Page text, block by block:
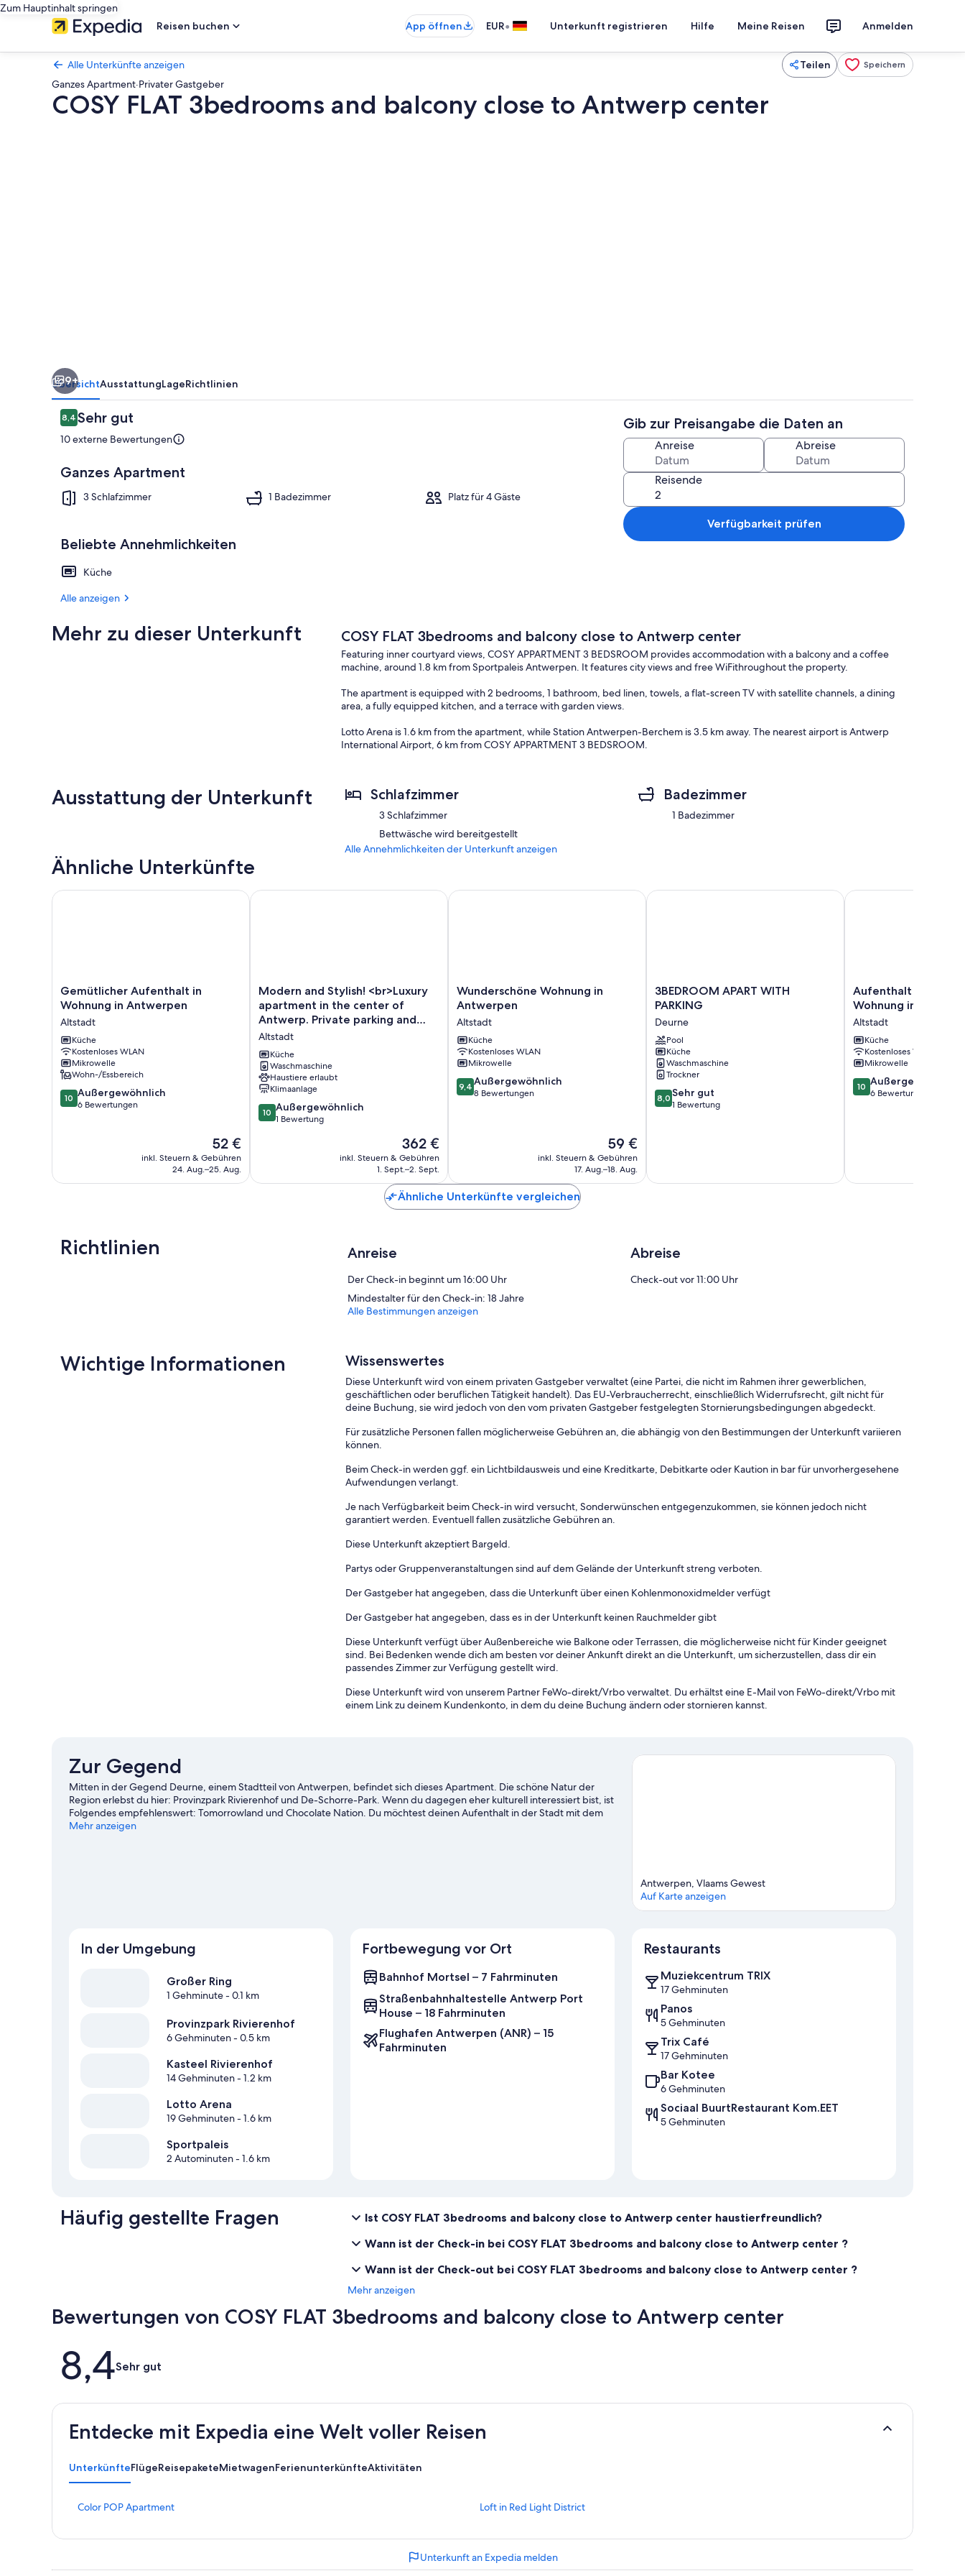
Zum Hauptinhalt springen
Reisen buchen
App öffnen EUR• Unterkunft registrieren Hilfe Meine Reisen Anmelden
Alle Unterkünfte anzeigen Teilen Speichern
Ganzes Apartment·Privater Gastgeber
COSY FLAT 3bedrooms and balcony close to Antwerp center
Fernseher
9+
ÜbersichtAusstattungLageRichtlinien
Bewertungen
8,48,4 von 10.
Sehr gut
10 externe Bewertungen
Ganzes Apartment
3 Schlafzimmer 1 Badezimmer Platz für 4 Gäste
Beliebte Annehmlichkeiten
Küche
Alle anzeigen
Gib zur Preisangabe die Daten an
Anreise Abreise
Reisende
Verfügbarkeit prüfen
Mehr zu dieser Unterkunft COSY FLAT 3bedrooms and balcony close to Antwerp center
Featuring inner courtyard views, COSY APPARTMENT 3 BEDSROOM provides accommodation with a balcony and a coffee
machine, around 1.8 km from Sportpaleis Antwerpen. It features city views and free WiFithroughout the property.
The apartment is equipped with 2 bedrooms, 1 bathroom, bed linen, towels, a flat-screen TV with satellite channels, a dining
area, a fully equipped kitchen, and a terrace with garden views.
Lotto Arena is 1.6 km from the apartment, while Station Antwerpen-Berchem is 3.5 km away. The nearest airport is Antwerp
International Airport, 6 km from COSY APPARTMENT 3 BEDSROOM.
Ausstattung der Unterkunft Schlafzimmer
3 Schlafzimmer
Bettwäsche wird bereitgestellt
Badezimmer
1 Badezimmer
Alle Annehmlichkeiten der Unterkunft anzeigen
Ähnliche Unterkünfte
Gemütlicher
Aufenthalt
Wohnung
in
Antwerpen
Altstadt
Gemütlicher Aufenthalt in
Wohnung in Antwerpen
Altstadt
Küche
Kostenloses WLAN
Mikrowelle
Wohn-/Essbereich
10.0
von
10 Außergewöhnlich
6 Bewertungen
Der
Preis
beträgt
52 €
inkl. Steuern & Gebühren
24. Aug.–25. Aug.
Gemütlicher Aufenthalt in Wohnung in Antwerpen
Modern
and
Stylish!
<br>Luxury
apartment
in
the
center
of
Antwerp.
Private
Altstadt
Modern and Stylish! <br>Luxury
apartment in the center of
Antwerp. Private parking and
fully serviced.
Altstadt
Küche
Waschmaschine
Haustiere erlaubt
Klimaanlage
10.0
von
10 Außergewöhnlich
1 Bewertung
Der
Preis
beträgt
362 €
inkl. Steuern & Gebühren
1. Sept.–2. Sept.
Modern and Stylish! <br>Luxury apartment in the center of Antwerp. Private parking and fully serviced.
Wunderschöne
Wohnung
Antwerpen
Altstadt
Wunderschöne Wohnung in
Antwerpen
Altstadt
Küche
Kostenloses WLAN
Mikrowelle
9.4
von
9,4 Außergewöhnlich
8 Bewertungen
Der
Preis
beträgt
59 €
inkl. Steuern & Gebühren
17. Aug.–18. Aug.
Wunderschöne Wohnung in Antwerpen
3BEDROOM
APART
PARKING
Deurne
3BEDROOM APART WITH
PARKING
Deurne
Pool
Küche
Waschmaschine
Trockner
8.0
von
8,0 Sehr gut
1 Bewertung
3BEDROOM APART WITH PARKING
Aufenthalt
in
hellen
Wohnung
in
Antwerpen
Altstadt
Aufenthalt in einer
Wohnung in
Altstadt
Küche
Kostenloses WLAN
Mikrowelle
10.0
von
10 Außergewöhnlich
6 Bewertungen
Aufenthalt in einer
Ähnliche Unterkünfte vergleichen
Richtlinien Anreise
Der Check-in beginnt um 16:00 Uhr
Mindestalter für den Check-in: 18 Jahre
Abreise
Check-out vor 11:00 Uhr
Alle Bestimmungen anzeigen
Wichtige Informationen Wissenswertes
Diese Unterkunft wird von einem privaten Gastgeber verwaltet (eine Partei, die nicht im Rahmen ihrer gewerblichen,
geschäftlichen oder beruflichen Tätigkeit handelt). Das EU-Verbraucherrecht, einschließlich Widerrufsrecht, gilt nicht für
deine Buchung, sie wird jedoch von den vom privaten Gastgeber festgelegten Stornierungsbedingungen abgedeckt.
Für zusätzliche Personen fallen möglicherweise Gebühren an, die abhängig von den Bestimmungen der Unterkunft variieren
können.
Beim Check-in werden ggf. ein Lichtbildausweis und eine Kreditkarte, Debitkarte oder Kaution in bar für unvorhergesehene
Aufwendungen verlangt.
Je nach Verfügbarkeit beim Check-in wird versucht, Sonderwünschen entgegenzukommen, sie können jedoch nicht
garantiert werden. Eventuell fallen zusätzliche Gebühren an.
Diese Unterkunft akzeptiert Bargeld.
Partys oder Gruppenveranstaltungen sind auf dem Gelände der Unterkunft streng verboten.
Der Gastgeber hat angegeben, dass die Unterkunft über einen Kohlenmonoxidmelder verfügt
Der Gastgeber hat angegeben, dass es in der Unterkunft keinen Rauchmelder gibt
Diese Unterkunft verfügt über Außenbereiche wie Balkone oder Terrassen, die möglicherweise nicht für Kinder geeignet
sind. Bei Bedenken wende dich am besten vor deiner Ankunft direkt an die Unterkunft, um sicherzustellen, dass dir ein
passendes Zimmer zur Verfügung gestellt wird.
Diese Unterkunft wird von unserem Partner FeWo-direkt/Vrbo verwaltet. Du erhältst eine E-Mail von FeWo-direkt/Vrbo mit
einem Link zu deinem Kundenkonto, in dem du deine Buchung ändern oder stornieren kannst.
Zur Gegend
Mitten in der Gegend Deurne, einem Stadtteil von Antwerpen, befindet sich dieses Apartment. Die schöne Natur der
Region erlebst du hier: Provinzpark Rivierenhof und De-Schorre-Park. Wenn du dagegen eher kulturell interessiert bist, ist
Folgendes empfehlenswert: Tomorrowland und Chocolate Nation. Du möchtest deinen Aufenthalt in der Stadt mit dem
Besuch eines spannenden Events oder einer Sportveranstaltung aufpeppen? Dann schau doch einmal hier vorbei: Bosuil-
Mehr anzeigen
Antwerpen, Vlaams Gewest
Auf Karte anzeigen
In der Umgebung
Großer Ring
1 Gehminute- 0.1 km
Provinzpark Rivierenhof
6 Gehminuten- 0.5 km
Kasteel Rivierenhof
14 Gehminuten- 1.2 km
Lotto Arena
19 Gehminuten- 1.6 km
Sportpaleis
2 Autominuten- 1.6 km
Fortbewegung vor Ort
Bahnhof Mortsel – 7 Fahrminuten
Straßenbahnhaltestelle Antwerp Port
House – 18 Fahrminuten
Flughafen Antwerpen (ANR) – 15
Fahrminuten
Restaurants
Muziekcentrum TRIX
17 Gehminuten
Panos
5 Gehminuten
Trix Café
17 Gehminuten
Bar Kotee
6 Gehminuten
Sociaal BuurtRestaurant Kom.EET
5 Gehminuten
Häufig gestellte Fragen
Ist COSY FLAT 3bedrooms and balcony close to Antwerp center haustierfreundlich?
Wann ist der Check-in bei COSY FLAT 3bedrooms and balcony close to Antwerp center ?
Wann ist der Check-out bei COSY FLAT 3bedrooms and balcony close to Antwerp center ?
Mehr anzeigen
Bewertungen von COSY FLAT 3bedrooms and balcony close to Antwerp center
Bewertungen
8,4Sehr gut
Entdecke mit Expedia eine Welt voller Reisen
UnterkünfteFlügeReisepaketeMietwagenFerienunterkünfteAktivitäten
Color POP Apartment
L
d
Loft in Red Light District
L
,
d
Unterkunft an Expedia melden